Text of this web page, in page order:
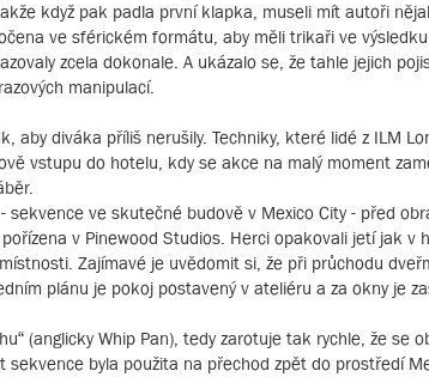
když pak padla první klapka, museli mít autoři
ve sférickém formátu, aby měli trikaři ve
zcela dokonale. A ukázalo se, že tahle jejich
manipulací.
diváka příliš nerušily. Techniky, které lidé z ILM
vstupu do hotelu, kdy se akce na malý moment
ve skutečné budově v Mexico City - před
v Pinewood Studios. Herci opakovali jetí jak v
Zajímavé je uvědomit si, že při průchodu
plánu je pokoj postavený v ateliéru a za okny je
(anglicky Whip Pan), tedy zarotuje tak rychle, že se
byla použita na přechod zpět do prostředí